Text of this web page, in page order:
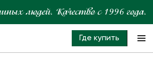
Где купить